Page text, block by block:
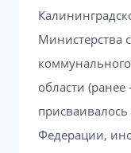
Министерства
области
Федерации,